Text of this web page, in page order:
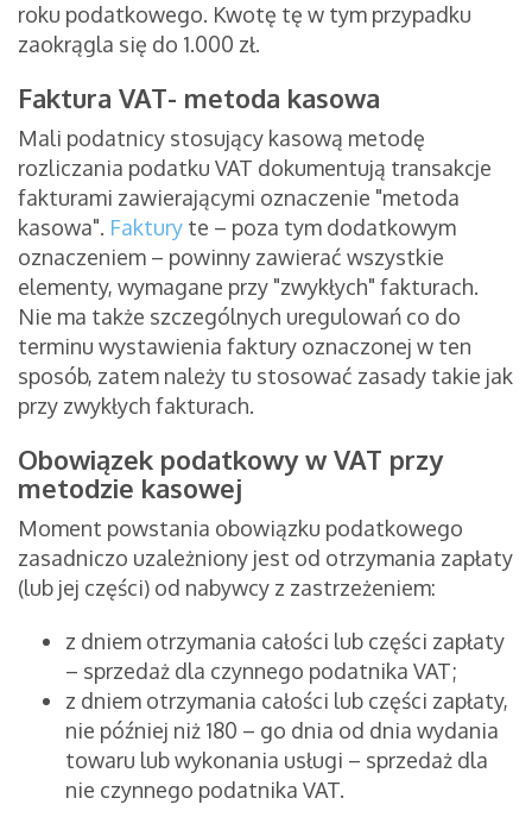
roku podatkowego. Kwotę tę w tym przypadku
zaokrągla się do 1.000 zł.
Faktura VAT- metoda kasowa
Mali podatnicy stosujący kasową metodę
rozliczania podatku VAT dokumentują transakcje
fakturami zawierającymi oznaczenie "metoda
kasowa". Faktury te – poza tym dodatkowym
oznaczeniem – powinny zawierać wszystkie
elementy, wymagane przy "zwykłych" fakturach.
Nie ma także szczególnych uregulowań co do
terminu wystawienia faktury oznaczonej w ten
sposób, zatem należy tu stosować zasady takie jak
przy zwykłych fakturach.
Obowiązek podatkowy w VAT przy
metodzie kasowej
Moment powstania obowiązku podatkowego
zasadniczo uzależniony jest od otrzymania zapłaty
(lub jej części) od nabywcy z zastrzeżeniem:
z dniem otrzymania całości lub części zapłaty
– sprzedaż dla czynnego podatnika VAT;
z dniem otrzymania całości lub części zapłaty,
nie później niż 180 – go dnia od dnia wydania
towaru lub wykonania usługi – sprzedaż dla
nie czynnego podatnika VAT.